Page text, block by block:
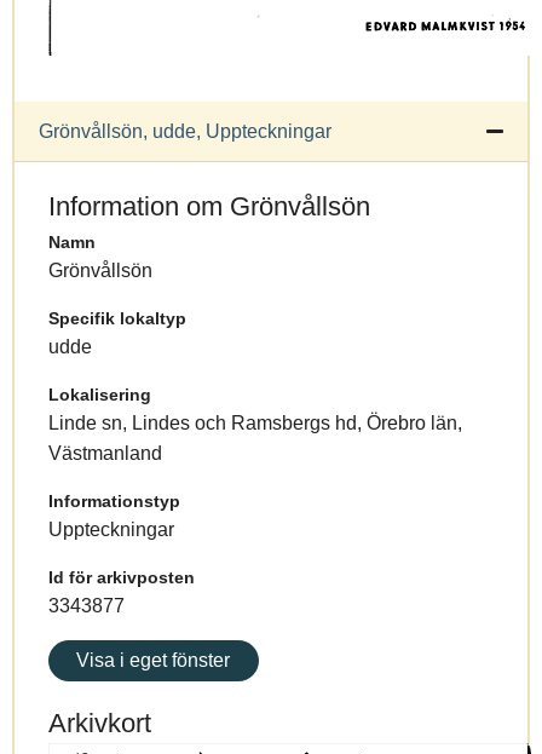
Grönvållsön, udde, Uppteckningar
Information om Grönvållsön
Namn
Grönvållsön
Specifik lokaltyp
udde
Lokalisering
Linde sn, Lindes och Ramsbergs hd, Örebro län,
Västmanland
Informationstyp
Uppteckningar
Id för arkivposten
3343877
Visa i eget fönster
Arkivkort